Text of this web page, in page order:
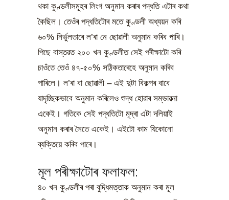
থকা কুণ্ডলীসমূহৰ লিংগ অনুমান কৰাৰ পদ্ধতি এটাৰ কথা
কৈছিল। তেওঁৰ পদ্ধতিটোৰ মতে কুণ্ডলী অধ্যয়ন কৰি
৬০% নিৰ্ভুলতাৰে ল’ৰা নে ছোৱালী অনুমান কৰিব পাৰি।
পিছে বাস্তৱত ২০০ খন কুণ্ডলীত সেই পৰীক্ষাটো কৰি
চাওঁতে তেওঁ ৪৭-৫০% সঠিকতাৰেহে অনুমান কৰিব
পাৰিলে। ল’ৰা বা ছোৱালী – এই দুটা বিকল্পৰ বাবে
যাদৃচ্ছিকভাবে অনুমান কৰিলেও শুদ্ধ হোৱাৰ সম্ভাৱনা
একেই। গতিকে সেই পদ্ধতিটো মূদ্ৰা এটা দলিয়াই
অনুমান কৰাৰ সৈতে একেই। এইটো কাম যিকোনো
ব্যক্তিয়ে কৰিব পাৰে।
মূল পৰীক্ষাটোৰ ফলাফল:
৪০ খন কুণ্ডলীৰ পৰা বুদ্ধিমত্তাক অনুমান কৰা মূল